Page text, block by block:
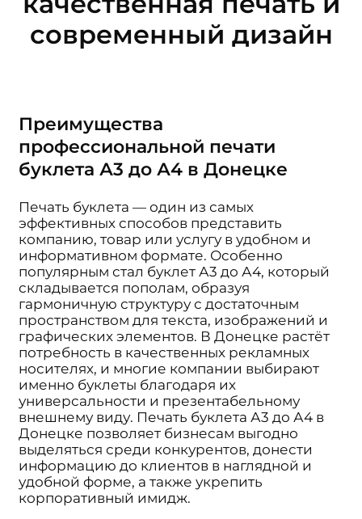
современный дизайн
Преимущества
профессиональной печати
буклета А3 до А4 в Донецке
Печать буклета — один из самых
эффективных способов представить
компанию, товар или услугу в удобном и
информативном формате. Особенно
популярным стал буклет А3 до А4, который
складывается пополам, образуя
гармоничную структуру с достаточным
пространством для текста, изображений и
графических элементов. В Донецке растёт
потребность в качественных рекламных
носителях, и многие компании выбирают
именно буклеты благодаря их
универсальности и презентабельному
внешнему виду. Печать буклета А3 до А4 в
Донецке позволяет бизнесам выгодно
выделяться среди конкурентов, донести
информацию до клиентов в наглядной и
удобной форме, а также укрепить
корпоративный имидж.